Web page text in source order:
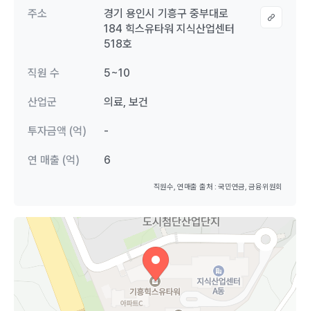
주소
경기 용인시 기흥구 중부대로
184 힉스유타워 지식산업센터
518호
직원 수 5~10
산업군 의료, 보건
투자금액 (억) -
연 매출 (억) 6
직원수, 연매출 출처 : 국민연금, 금융위원회